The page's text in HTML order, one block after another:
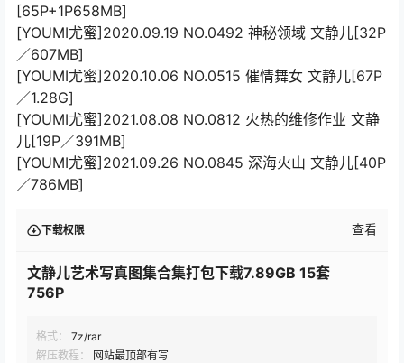
[65P+1P658MB]
[YOUMI尤蜜]2020.09.19 NO.0492 神秘领域 文静儿[32P
／607MB]
[YOUMI尤蜜]2020.10.06 NO.0515 催情舞女 文静儿[67P
／1.28G]
[YOUMI尤蜜]2021.08.08 NO.0812 火热的维修作业 文静
儿[19P／391MB]
[YOUMI尤蜜]2021.09.26 NO.0845 深海火山 文静儿[40P
／786MB]
下载权限 查看
文静儿艺术写真图集合集打包下载7.89GB 15套
756P
格式：
7z/rar
解压教程：
网站最顶部有写